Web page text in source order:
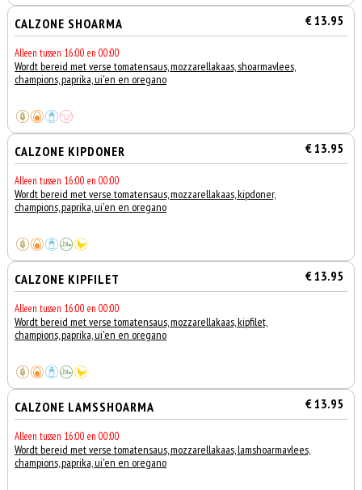
CALZONE SHOARMA € 13.95
Alleen tussen 16:00 en 00:00
Wordt bereid met verse tomatensaus, mozzarellakaas, shoarmavlees,
champions, paprika, ui'en en oregano
CALZONE KIPDONER € 13.95
Alleen tussen 16:00 en 00:00
Wordt bereid met verse tomatensaus, mozzarellakaas, kipdoner,
champions, paprika, ui'en en oregano
CALZONE KIPFILET € 13.95
Alleen tussen 16:00 en 00:00
Wordt bereid met verse tomatensaus, mozzarellakaas, kipfilet,
champions, paprika, ui'en en oregano
CALZONE LAMSSHOARMA € 13.95
Alleen tussen 16:00 en 00:00
Wordt bereid met verse tomatensaus, mozzarellakaas, lamshoarmavlees,
champions, paprika, ui'en en oregano